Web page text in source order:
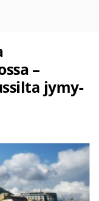
–
jymy-